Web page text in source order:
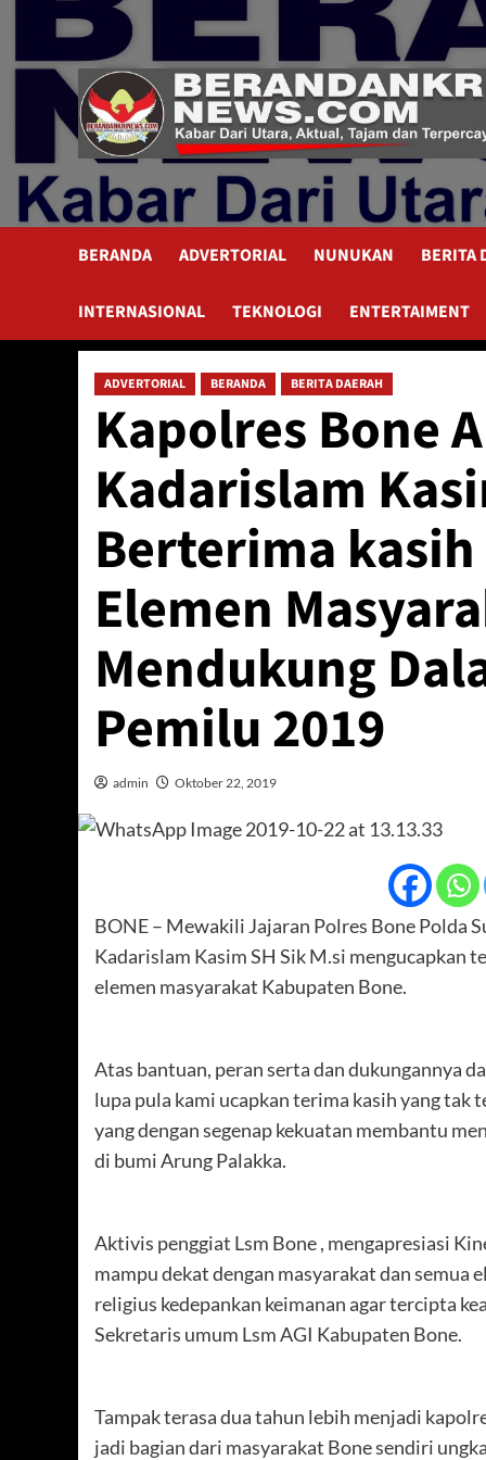
content
BERANDA ADVERTORIAL NUNUKAN BERITA
INTERNASIONAL TEKNOLOGI ENTERTAIMENT
ADVERTORIAL BERANDA BERITA DAERAH
Kapolres Bone
Kadarislam
Berterima
Elemen
Mendukung
Pemilu 2019
admin Oktober 22, 2019
BONE – Mewakili Jajaran Polres Bone Polda
Kadarislam Kasim SH Sik M.si mengucapkan
elemen masyarakat Kabupaten Bone.
Atas bantuan, peran serta dan dukungannya
lupa pula kami ucapkan terima kasih yang tak
yang dengan segenap kekuatan membantu
di bumi Arung Palakka.
Aktivis penggiat Lsm Bone , mengapresiasi
mampu dekat dengan masyarakat dan semua
religius kedepankan keimanan agar tercipta
Sekretaris umum Lsm AGI Kabupaten Bone.
Tampak terasa dua tahun lebih menjadi
jadi bagian dari masyarakat Bone sendiri